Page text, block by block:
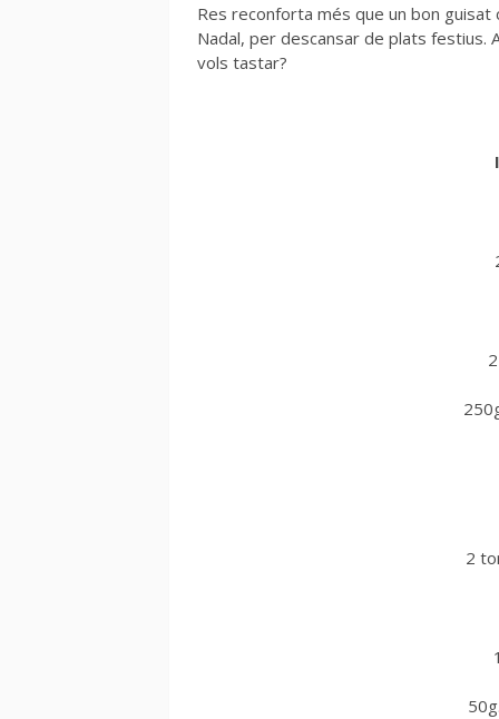
Res reconforta més que un bon
Nadal, per descansar de plats festius.
vols tastar?
2